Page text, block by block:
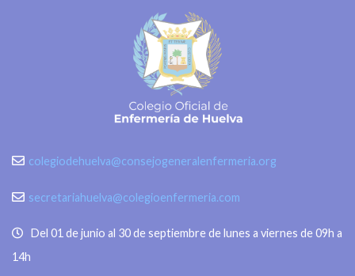
colegiodehuelva@consejogeneralenfermeria.org
secretariahuelva@colegioenfermeria.com
Del 01 de junio al 30 de septiembre de lunes a viernes de 09h a
14h